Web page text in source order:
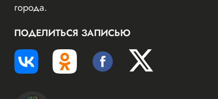
города.
ПОДЕЛИТЬСЯ ЗАПИСЬЮ